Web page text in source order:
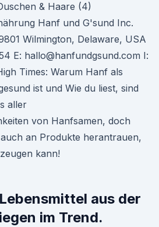
& Haare (4)
Hanf und G'sund Inc.
Wilmington, Delaware, USA
E: hallo@hanfundgsund.com I:
Times: Warum Hanf als
ist und Wie du liest, sind
aller
von Hanfsamen, doch
an Produkte herantrauen,
kann!
aus der
im Trend.